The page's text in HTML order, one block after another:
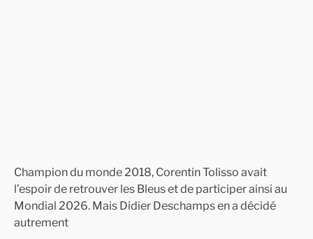
Champion du monde 2018, Corentin Tolisso avait
l’espoir de retrouver les Bleus et de participer ainsi au
Mondial 2026. Mais Didier Deschamps en a décidé
autrement